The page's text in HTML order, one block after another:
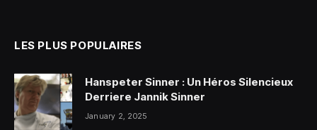
LES PLUS POPULAIRES
Hanspeter Sinner : Un Héros Silencieux
Derriere Jannik Sinner
January 2, 2025